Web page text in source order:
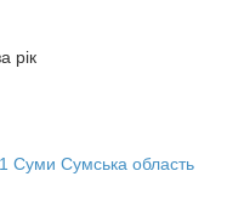
рік
Суми Сумська область